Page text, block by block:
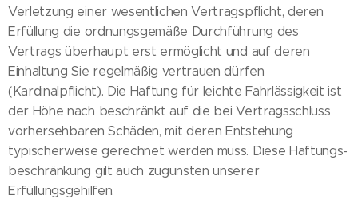
Verletzung einer wesentlichen Vertragspflicht, deren
Erfüllung die ordnungsgemäße Durchführung des
Vertrags überhaupt erst ermöglicht und auf deren
Einhaltung Sie regelmäßig vertrauen dürfen
(Kardinalpflicht). Die Haftung für leichte Fahrlässigkeit ist
der Höhe nach beschränkt auf die bei Vertragsschluss
vorhersehbaren Schäden, mit deren Entstehung
typischerweise gerechnet werden muss. Diese Haftungs-
beschränkung gilt auch zugunsten unserer
Erfüllungsgehilfen.